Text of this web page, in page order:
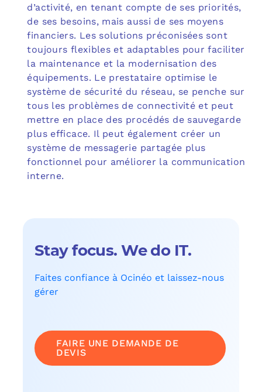
d’activité, en tenant compte de ses priorités,
de ses besoins, mais aussi de ses moyens
financiers. Les solutions préconisées sont
toujours flexibles et adaptables pour faciliter
la maintenance et la modernisation des
équipements. Le prestataire optimise le
système de sécurité du réseau, se penche sur
tous les problèmes de connectivité et peut
mettre en place des procédés de sauvegarde
plus efficace. Il peut également créer un
système de messagerie partagée plus
fonctionnel pour améliorer la communication
interne.
Stay focus. We do IT.
Faites confiance à Ocinéo et laissez-nous
gérer
FAIRE UNE DEMANDE DE
DEVIS